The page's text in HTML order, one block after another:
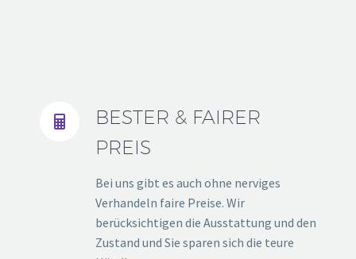


BESTER & FAIRER
PREIS
Bei uns gibt es auch ohne nerviges
Verhandeln faire Preise. Wir
berücksichtigen die Ausstattung und den
Zustand und Sie sparen sich die teure